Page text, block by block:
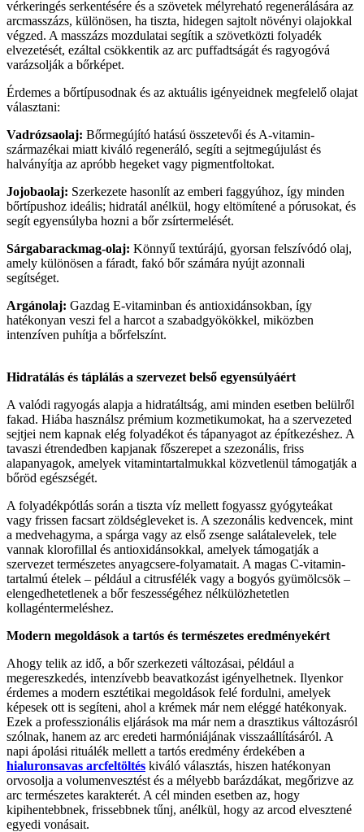
vérkeringés serkentésére és a szövetek mélyreható regenerálására az
arcmasszázs, különösen, ha tiszta, hidegen sajtolt növényi olajokkal
végzed. A masszázs mozdulatai segítik a szövetközti folyadék
elvezetését, ezáltal csökkentik az arc puffadtságát és ragyogóvá
varázsolják a bőrképet.
Érdemes a bőrtípusodnak és az aktuális igényeidnek megfelelő olajat
választani:
Vadrózsaolaj: Bőrmegújító hatású összetevői és A-vitamin-
származékai miatt kiváló regeneráló, segíti a sejtmegújulást és
halványítja az apróbb hegeket vagy pigmentfoltokat.
Jojobaolaj: Szerkezete hasonlít az emberi faggyúhoz, így minden
bőrtípushoz ideális; hidratál anélkül, hogy eltömítené a pórusokat, és
segít egyensúlyba hozni a bőr zsírtermelését.
Sárgabarackmag-olaj: Könnyű textúrájú, gyorsan felszívódó olaj,
amely különösen a fáradt, fakó bőr számára nyújt azonnali
segítséget.
Argánolaj: Gazdag E-vitaminban és antioxidánsokban, így
hatékonyan veszi fel a harcot a szabadgyökökkel, miközben
intenzíven puhítja a bőrfelszínt.
Hidratálás és táplálás a szervezet belső egyensúlyáért
A valódi ragyogás alapja a hidratáltság, ami minden esetben belülről
fakad. Hiába használsz prémium kozmetikumokat, ha a szervezeted
sejtjei nem kapnak elég folyadékot és tápanyagot az építkezéshez. A
tavaszi étrendedben kapjanak főszerepet a szezonális, friss
alapanyagok, amelyek vitamintartalmukkal közvetlenül támogatják a
bőröd egészségét.
A folyadékpótlás során a tiszta víz mellett fogyassz gyógyteákat
vagy frissen facsart zöldségleveket is. A szezonális kedvencek, mint
a medvehagyma, a spárga vagy az első zsenge salátalevelek, tele
vannak klorofillal és antioxidánsokkal, amelyek támogatják a
szervezet természetes anyagcsere-folyamatait. A magas C-vitamin-
tartalmú ételek – például a citrusfélék vagy a bogyós gyümölcsök –
elengedhetetlenek a bőr feszességéhez nélkülözhetetlen
kollagéntermeléshez.
Modern megoldások a tartós és természetes eredményekért
Ahogy telik az idő, a bőr szerkezeti változásai, például a
megereszkedés, intenzívebb beavatkozást igényelhetnek. Ilyenkor
érdemes a modern esztétikai megoldások felé fordulni, amelyek
képesek ott is segíteni, ahol a krémek már nem eléggé hatékonyak.
Ezek a professzionális eljárások ma már nem a drasztikus változásról
szólnak, hanem az arc eredeti harmóniájának visszaállításáról. A
napi ápolási rituálék mellett a tartós eredmény érdekében a
hialuronsavas arcfeltöltés kiváló választás, hiszen hatékonyan
orvosolja a volumenvesztést és a mélyebb barázdákat, megőrizve az
arc természetes karakterét. A cél minden esetben az, hogy
kipihentebbnek, frissebbnek tűnj, anélkül, hogy az arcod elvesztené
egyedi vonásait.